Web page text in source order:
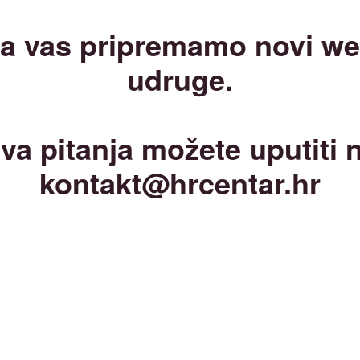
vas pripremamo novi
udruge.
pitanja možete uputiti
kontakt@hrcentar.hr